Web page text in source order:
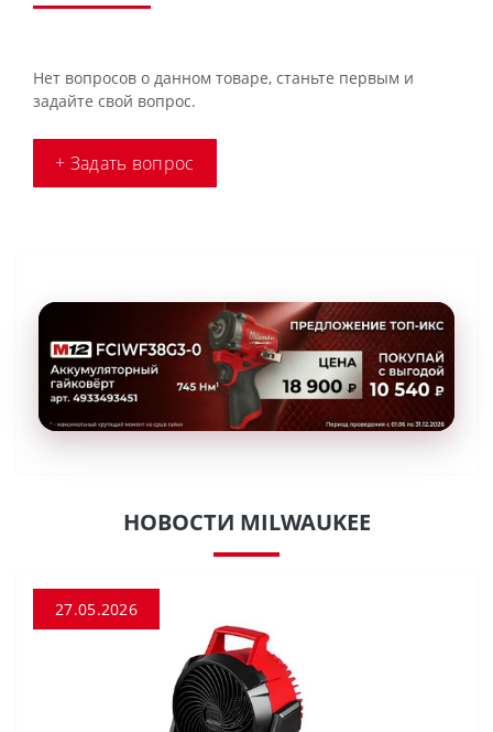
Нет вопросов о данном товаре, станьте первым и
задайте свой вопрос.
+ Задать вопрос
НОВОСТИ MILWAUKEE
27.05.2026